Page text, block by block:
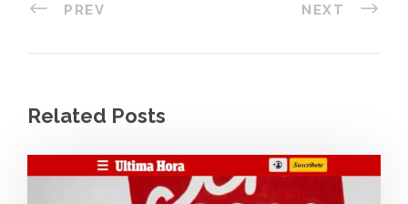
PREV NEXT
Related Posts